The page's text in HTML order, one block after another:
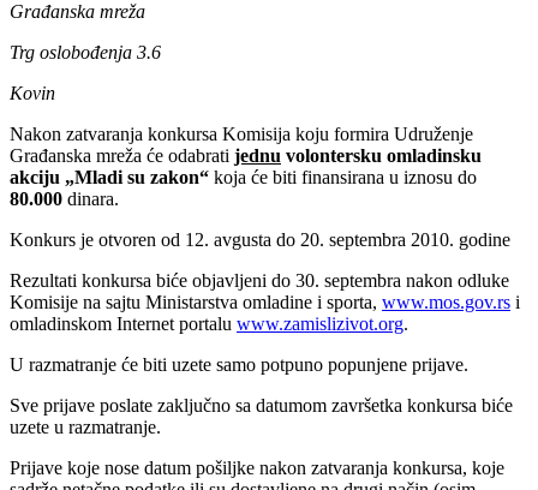
Građanska mreža
Trg oslobođenja 3.6
Kovin
Nakon zatvaranja konkursa Komisija koju formira Udruženje
Građanska mreža će odabrati jednu volontersku omladinsku
akciju „Mladi su zakon“ koja će biti finansirana u iznosu do
80.000 dinara.
Konkurs je otvoren od 12. avgusta do 20. septembra 2010. godine
Rezultati konkursa biće objavljeni do 30. septembra nakon odluke
Komisije na sajtu Ministarstva omladine i sporta, www.mos.gov.rs i
omladinskom Internet portalu www.zamislizivot.org.
U razmatranje će biti uzete samo potpuno popunjene prijave.
Sve prijave poslate zaključno sa datumom završetka konkursa biće
uzete u razmatranje.
Prijave koje nose datum pošiljke nakon zatvaranja konkursa, koje